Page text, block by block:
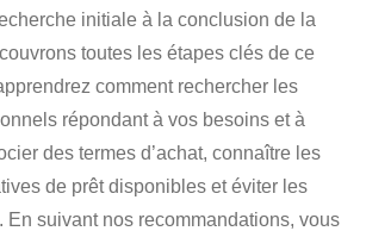
initiale à la conclusion de la
toutes les étapes clés de ce
comment rechercher les
répondant à vos besoins et à
des termes d’achat, connaître les
de prêt disponibles et éviter les
En suivant nos recommandations, vous